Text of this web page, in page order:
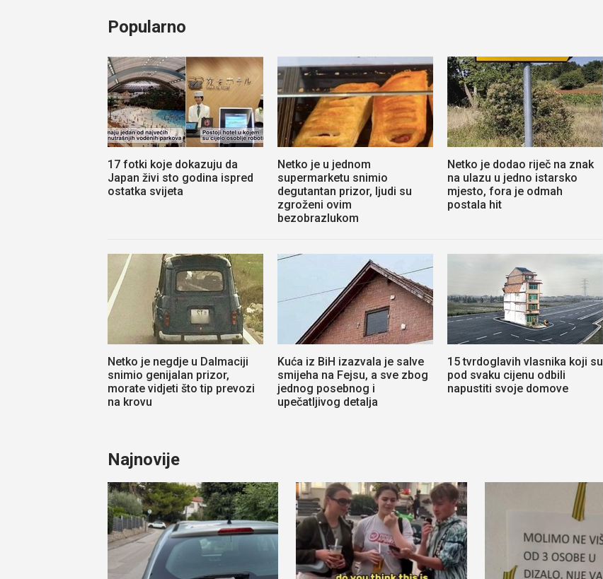
Popularno
17 fotki koje dokazuju da
Japan živi sto godina ispred
ostatka svijeta
Netko je u jednom
supermarketu snimio
degutantan prizor, ljudi su
zgroženi ovim
bezobrazlukom
Netko je dodao riječ na znak
na ulazu u jedno istarsko
mjesto, fora je odmah
postala hit
Netko je negdje u Dalmaciji
snimio genijalan prizor,
morate vidjeti što tip prevozi
na krovu
Kuća iz BiH izazvala je salve
smijeha na Fejsu, a sve zbog
jednog posebnog i
upečatljivog detalja
15 tvrdoglavih vlasnika koji su
pod svaku cijenu odbili
napustiti svoje domove
Najnovije